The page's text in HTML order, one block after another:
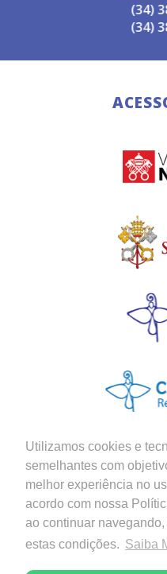
Utilizamos cookies e
semelhantes com
melhor experiência no
acordo com nossa
ao continuar
estas condições. Saiba
(34)
(34)
Siga nossas Redes
Copyright © 2026 -